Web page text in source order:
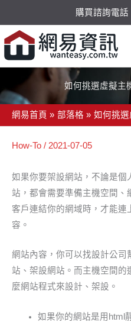
購買諮詢電話
如何挑選虛擬主
網易首頁 部落格 如何挑
How-To / 2021-07-05
如果你要架設網站，不論是個
站，都會需要準備主機空間
客戶連結你的網域時，才能連
容。
網站內容，你可以找設計公司
站、架設網站。而主機空間的
麼網站程式來設計、架設。
如果你的網站是用html